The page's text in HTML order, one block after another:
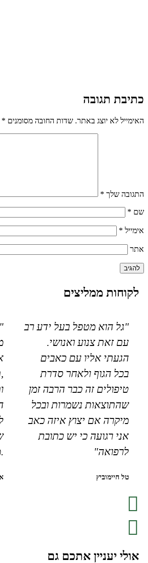
כתיבת תגובה
האימייל לא יוצג באתר. שדות החובה מסומנים *
התגובה שלך *
שם *
אימייל *
אתר
לקוחות ממליצים
"גל הוא מטפל בעל ידע רב
עם זאת צנוע ואנושי.
הגעתי אליו עם כאבים
בכל הגוף ולאחר סדרת
טיפולים זה כבר הרבה זמן
שהתוצאות נשמרות ובכל
מיקרה אם יצוץ איזה כאב
אני רגועה כי יש כתובת
לרפואה"
טל חיימוביץ
אולי יעניין אתכם גם